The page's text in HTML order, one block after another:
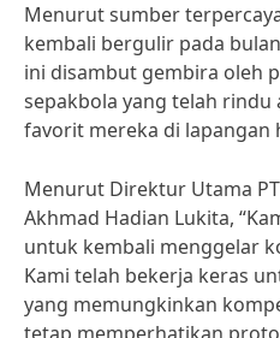
Menurut sumber
kembali bergulir pada
ini disambut gembira oleh
sepakbola yang telah rindu
favorit mereka di lapangan
Menurut Direktur Utama
Akhmad Hadian Lukita,
untuk kembali menggelar
Kami telah bekerja keras
yang memungkinkan